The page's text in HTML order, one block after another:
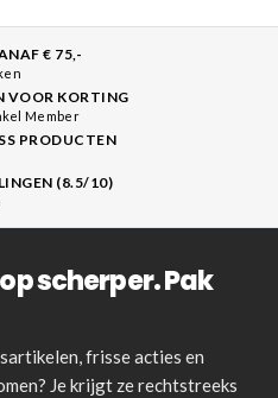
€ 75,-
VOOR KORTING
Member
PRODUCTEN
(8.5/10)
scherper. Pak
frisse acties en
Je krijgt ze rechtstreeks